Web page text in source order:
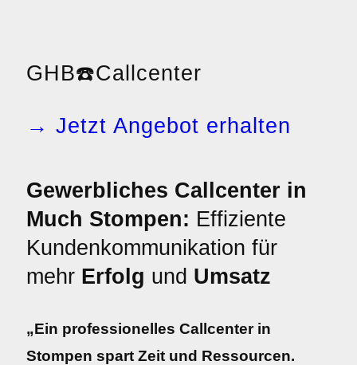
GHB☎️Callcenter
→ Jetzt Angebot erhalten
Gewerbliches Callcenter in
Much Stompen: Effiziente
Kundenkommunikation für
mehr Erfolg und Umsatz
„Ein professionelles Callcenter in
Stompen spart Zeit und Ressourcen.